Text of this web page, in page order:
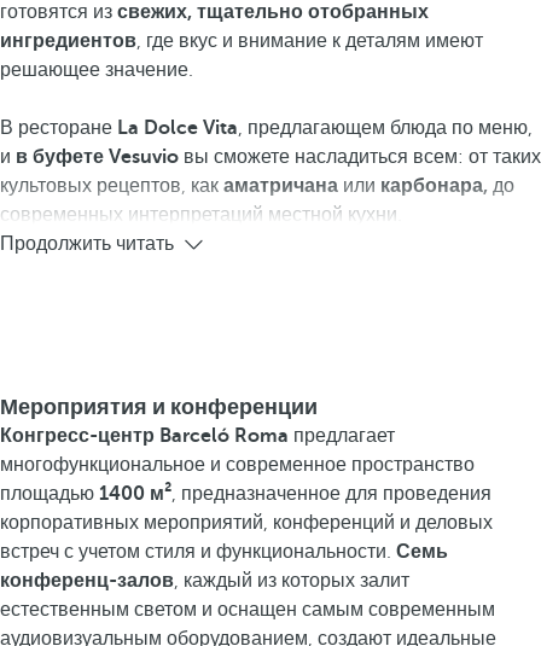
готовятся из свежих, тщательно отобранных
ингредиентов, где вкус и внимание к деталям имеют
решающее значение.
В ресторане La Dolce Vita, предлагающем блюда по меню,
и в буфете Vesuvio вы сможете насладиться всем: от таких
культовых рецептов, как аматричана или карбонара, до
современных интерпретаций местной кухни.
Продолжить читать
Мероприятия и конференции
Конгресс-центр Barceló Roma предлагает
многофункциональное и современное пространство
площадью 1400 м², предназначенное для проведения
корпоративных мероприятий, конференций и деловых
встреч с учетом стиля и функциональности. Семь
конференц-залов, каждый из которых залит
естественным светом и оснащен самым современным
аудиовизуальным оборудованием, создают идеальные